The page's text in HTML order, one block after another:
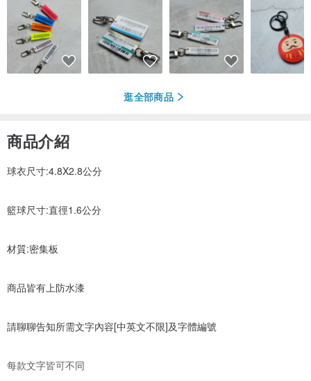
逛全部商品
商品介紹
球衣尺寸:4.8X2.8公分
籃球尺寸:直徑1.6公分
材質:密集板
商品皆有上防水漆
請聊聊告知所需文字內容[中英文不限]及字體編號
每款文字皆可不同